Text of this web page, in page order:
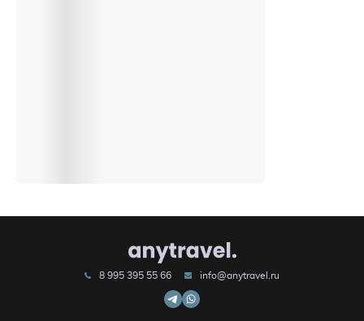
8 995 395 55 66 info@anytravel.ru